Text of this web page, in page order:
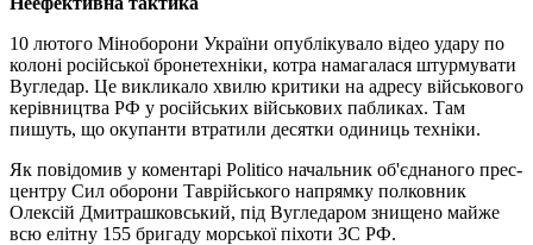
10 лютого Міноборони України опублікувало відео удару по
колоні російської бронетехніки, котра намагалася штурмувати
Вугледар. Це викликало хвилю критики на адресу військового
керівництва РФ у російських військових пабликах. Там
пишуть, що окупанти втратили десятки одиниць техніки.
Як повідомив у коментарі Politico начальник об'єднаного прес-
центру Сил оборони Таврійського напрямку полковник
Олексій Дмитрашковський, під Вугледаром знищено майже
всю елітну 155 бригаду морської піхоти ЗС РФ.